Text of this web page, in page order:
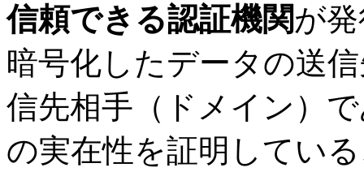
信頼できる認証機関が
暗号化したデータの送
信先相手（ドメイン）
の実在性を証明してい